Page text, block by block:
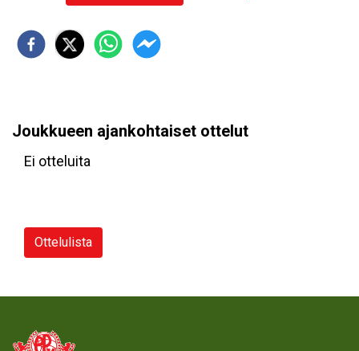
Joukkueen ajankohtaiset ottelut
Ei otteluita
Ottelulista